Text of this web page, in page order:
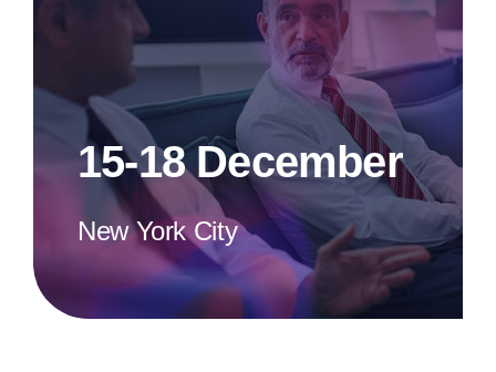
15-18 December
New York City